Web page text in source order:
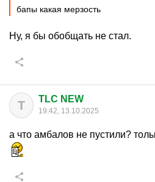
бапы какая мерзость
Ну, я бы обобщать не стал.
T TLC NEW
19:42, 13.10.2025
а что амбалов не пустили?